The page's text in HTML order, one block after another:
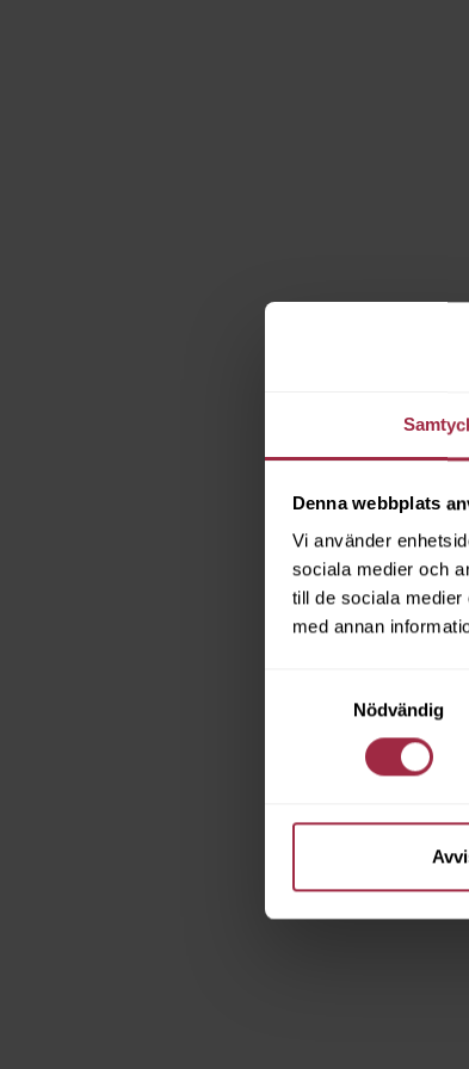
Denna webbplats
Vi använder
sociala medier och
till de sociala
med annan
Nödvändig